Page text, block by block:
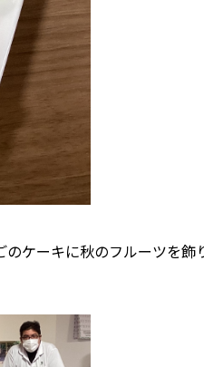
ケーキに秋のフルーツを飾